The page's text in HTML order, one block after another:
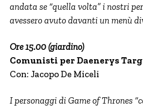
andata se “quella volta” i nostri
avessero avuto davanti un menù
Ore 15.00 (giardino)
Comunisti per Daenerys
Con: Jacopo De Miceli
I personaggi di Game of Thrones